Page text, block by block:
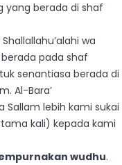
yang berada di shaf
wa
pada shaf
senantiasa berada di
Al-Bara’
Sallam lebih kami sukai
kali) kepada kami
wudhu.